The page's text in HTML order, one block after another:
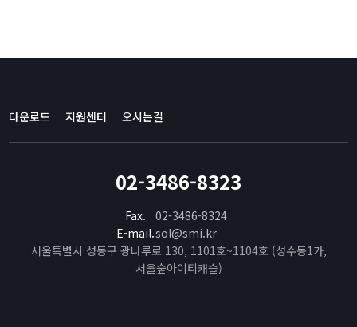
다운로드 지원센터 오시는길
서울특별시 성동구 광나루로 130, 1101호~1104호 (성수동1가,
서울숲아이티캐슬)
02-3486-8323
Fax.
02-3486-8324
E-mail.sol@smi.kr